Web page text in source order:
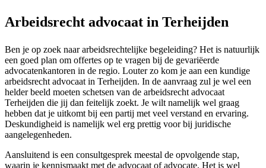
Arbeidsrecht advocaat in Terheijden
Ben je op zoek naar arbeidsrechtelijke begeleiding? Het is natuurlijk
een goed plan om offertes op te vragen bij de gevariëerde
advocatenkantoren in de regio. Louter zo kom je aan een kundige
arbeidsrecht advocaat in Terheijden. In de aanvraag zul je wel een
helder beeld moeten schetsen van de arbeidsrecht advocaat
Terheijden die jij dan feitelijk zoekt. Je wilt namelijk wel graag
hebben dat je uitkomt bij een partij met veel verstand en ervaring.
Deskundigheid is namelijk wel erg prettig voor bij juridische
aangelegenheden.
Aansluitend is een consultgesprek meestal de opvolgende stap,
waarin je kennismaakt met de advocaat of advocate. Het is wel